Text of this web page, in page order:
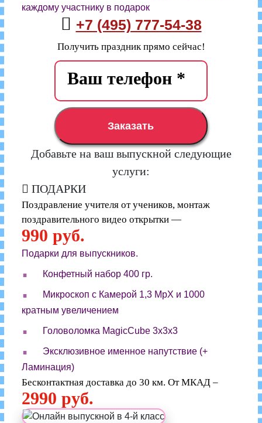
каждому участнику в подарок
+7 (495) 777-54-38
Получить праздник прямо сейчас!
Заказать
Добавьте на ваш выпускной следующие
услуги:
ПОДАРКИ
Поздравление учителя от учеников, монтаж
поздравительного видео открытки —
990 руб.
Подарки для выпускников.
. Конфетный набор 400 гр.
.
Микроскоп с Камерой 1,3 MpX и 1000
кратным увеличением
. Головоломка MagicCube 3x3x3
.
Эксклюзивное именное напутствие (+
Ламинация)
Бесконтактная доставка до 30 км. От МКАД –
2990 руб.